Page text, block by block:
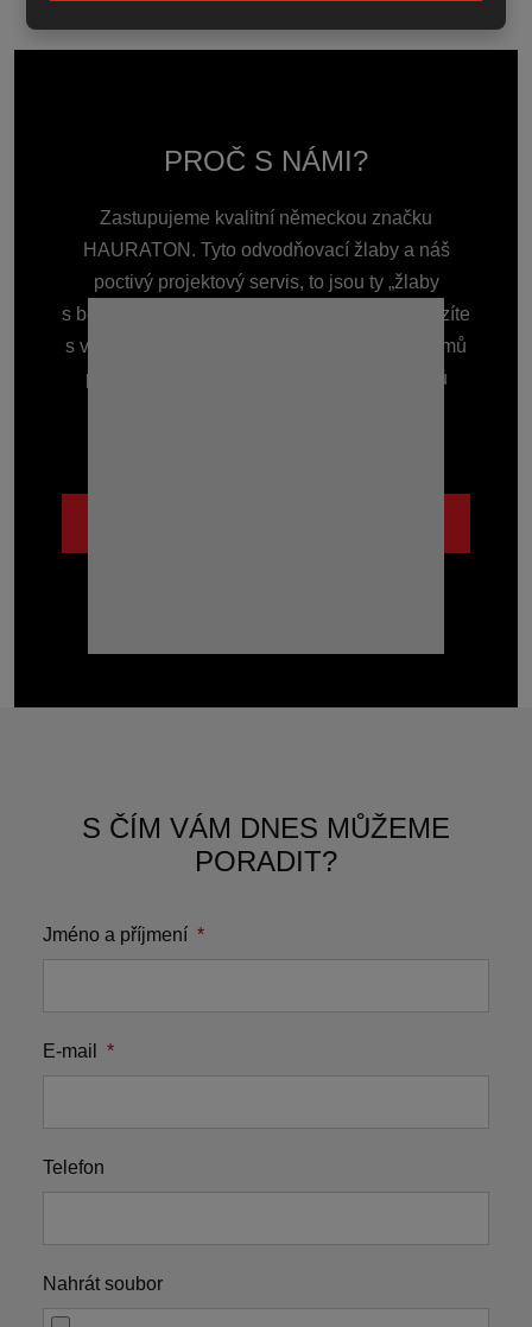
PROČ S NÁMI?
Zastupujeme kvalitní německou značku
HAURATON. Tyto odvodňovací žlaby a náš
poctivý projektový servis, to jsou ty „žlaby
s benefitem“, které Vás vždy podrží. Ať přicházíte
s velkým projektem nebo potřebujete žlab domů
před garáž, zkušenosti s odvodněním tisíců
S ČÍM VÁM DNES MŮŽEME
PORADIT?
Jméno a příjmení *
E-mail *
Telefon
Nahrát soubor